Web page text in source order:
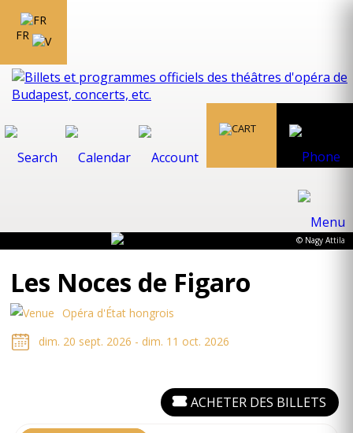
FR
© Nagy Attila
Les Noces de Figaro
Opéra d'État hongrois
dim. 20 sept. 2026 - dim. 11 oct. 2026
ACHETER DES BILLETS